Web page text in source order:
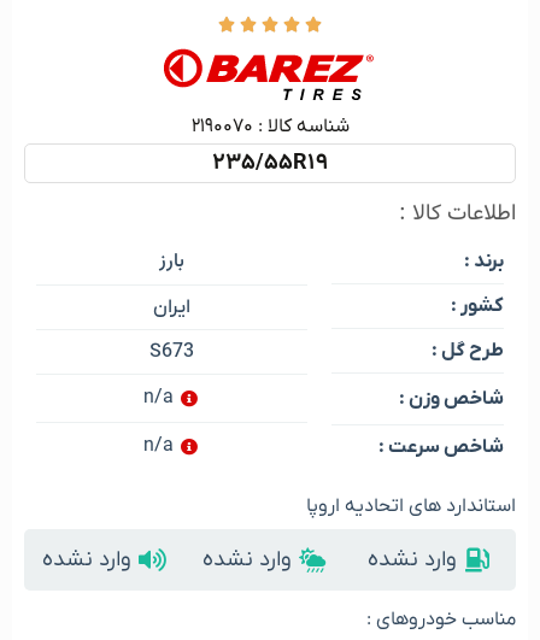





شناسه کالا :‌ ۲۱۹۰۰۷۰
235/55R19
اطلاعات کالا :
برند :
کشور :
طرح گل :
شاخص وزن :
شاخص سرعت :
بارز
ایران
S673
n/a
n/a
استاندارد های اتحادیه اروپا
وارد نشده وارد نشده وارد نشده
مناسب خودروهای :